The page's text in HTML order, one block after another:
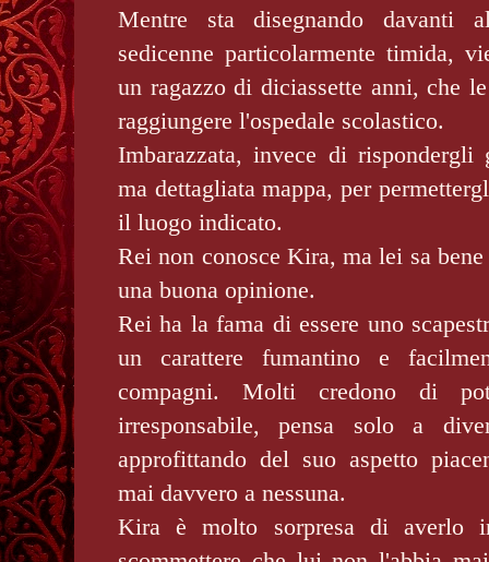
Mentre sta disegnando davanti
sedicenne particolarmente timida,
un ragazzo di diciassette anni, che
raggiungere l'ospedale scolastico.
Imbarazzata, invece di rispondergli
ma dettagliata mappa, per
il luogo indicato.
Rei non conosce Kira, ma lei sa
una buona opinione.
Rei ha la fama di essere uno
un carattere fumantino e
compagni. Molti credono di
irresponsabile, pensa solo a
approfittando del suo aspetto
mai davvero a nessuna.
Kira è molto sorpresa di averlo